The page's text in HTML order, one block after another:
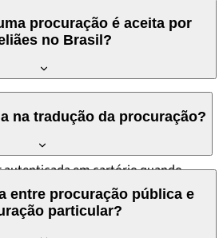
procuração é aceita por
no Brasil?
e entidades oficiais no Brasil. A
do selo e assinatura do tradutor
autenticada em cartório quando
sempre os requisitos da entidade de
o trabalho.
na tradução da procuração?
de Haia, a apostila é
original (e, em alguns casos,
entre procuração pública e
particular?